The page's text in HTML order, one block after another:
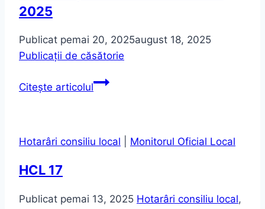
2025
Publicat pemai 20, 2025august 18, 2025
Publicații de căsătorie
Citește articolulPUBLICAȚIE
Hotarâri consiliu local
Monitorul Oficial Local
HCL 17
Publicat pemai 13, 2025 Hotarâri consiliu local,